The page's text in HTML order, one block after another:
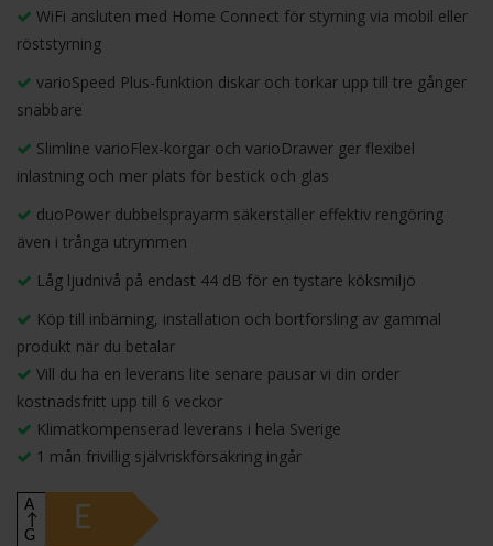
WiFi ansluten med Home Connect för styrning via mobil eller
röststyrning
varioSpeed Plus-funktion diskar och torkar upp till tre gånger
snabbare
Slimline varioFlex-korgar och varioDrawer ger flexibel
inlastning och mer plats för bestick och glas
duoPower dubbelsprayarm säkerställer effektiv rengöring
även i trånga utrymmen
Låg ljudnivå på endast 44 dB för en tystare köksmiljö
Köp till inbärning, installation och bortforsling av gammal
produkt när du betalar
Vill du ha en leverans lite senare pausar vi din order
kostnadsfritt upp till 6 veckor
Klimatkompenserad leverans i hela Sverige
1 mån frivillig självriskförsäkring ingår
A
↑
G
E